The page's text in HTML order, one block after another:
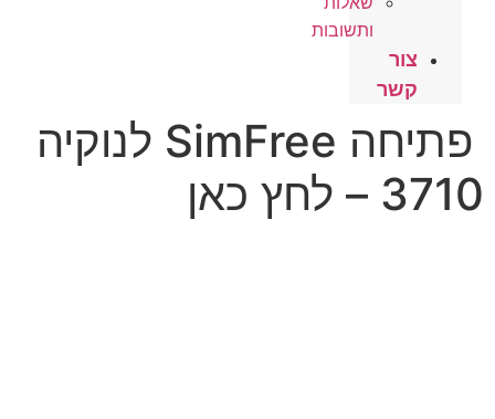
ותשובות
צור
קשר
פתיחה SimFree לנוקיה
3710 – לחץ כאן